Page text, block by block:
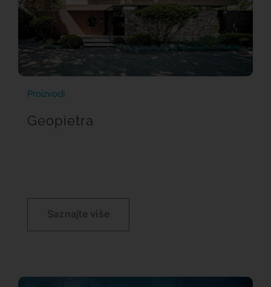
Proizvodi
Geopietra
Saznajte više